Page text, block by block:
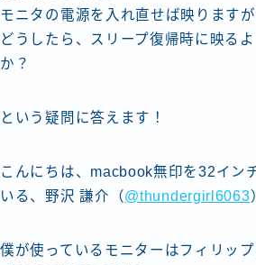
運営者情報
モニタの電源を入れ直せば映りますが
どうしたら、スリープ復帰時に映る
か？
という疑問に答えます！
こんにちは、macbook無印を32イン
いる、野沢 謙介（@thundergirl6063
僕が使っているモニターはフィリッ